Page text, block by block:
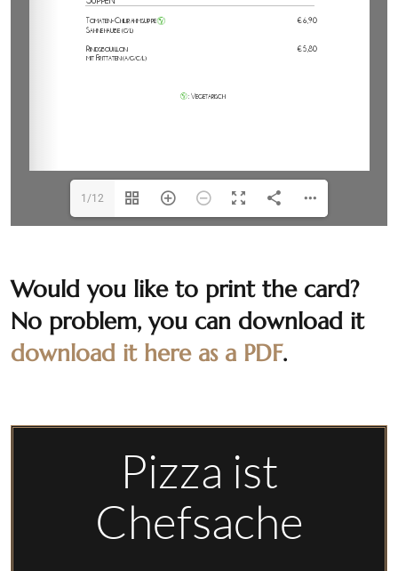
1/12
Would you like to print the card?
No problem, you can download it
download it here as a PDF.
Pizza ist
Chefsache